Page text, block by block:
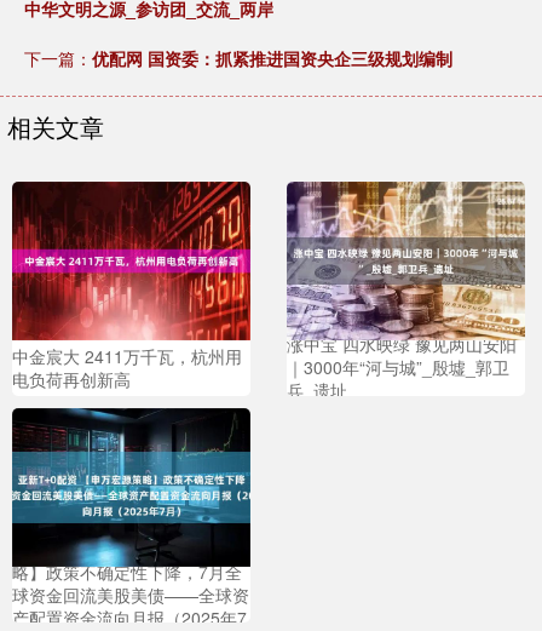
中华文明之源_参访团_交流_两岸
下一篇： 优配网 国资委：抓紧推进国资央企三级规划编制
相关文章
中金宸大 2411万千瓦，杭州用
电负荷再创新高
涨中宝 四水映绿 豫见两山安阳
｜3000年“河与城”_殷墟_郭卫
兵_遗址
亚新T+0配资 【申万宏源策
略】政策不确定性下降，7月全
球资金回流美股美债——全球资
产配置资金流向月报（2025年7